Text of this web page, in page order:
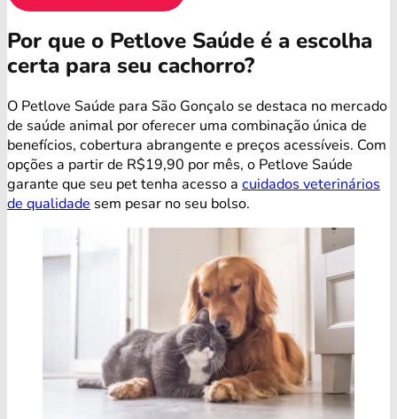
Por que o Petlove Saúde é a escolha
certa para seu cachorro?
O Petlove Saúde para São Gonçalo se destaca no mercado
de saúde animal por oferecer uma combinação única de
benefícios, cobertura abrangente e preços acessíveis. Com
opções a partir de R$19,90 por mês, o Petlove Saúde
garante que seu pet tenha acesso a cuidados veterinários
de qualidade sem pesar no seu bolso.